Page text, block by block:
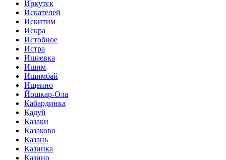
Иркутск
Искателей
Искитим
Искра
Истобное
Истра
Ишеевка
Ишим
Ишимбай
Ищеино
Йошкар-Ола
Кабардинка
Кадуй
Казаки
Казаково
Казань
Казинка
Казино